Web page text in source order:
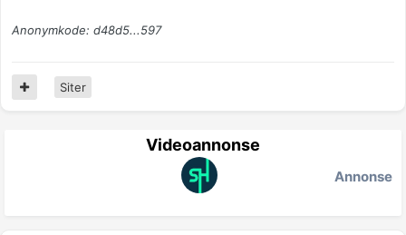
Anonymkode: d48d5...597
Siter
Videoannonse
Annonse